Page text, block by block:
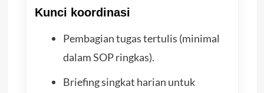
Kunci koordinasi
Pembagian tugas tertulis (minimal
dalam SOP ringkas).
Briefing singkat harian untuk